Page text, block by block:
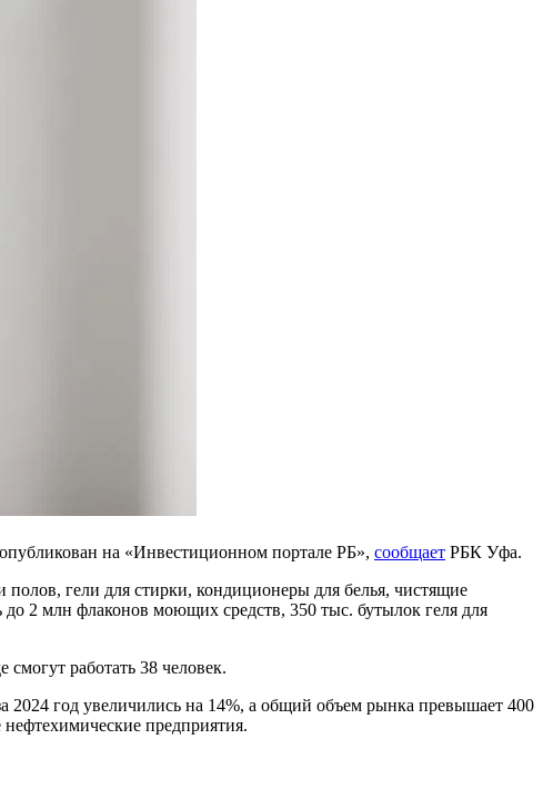
на «Инвестиционном портале РБ», сообщает РБК Уфа.
полов, гели для стирки, кондиционеры для белья, чистящие
2 млн флаконов моющих средств, 350 тыс. бутылок геля для
работать 38 человек.
2024 год увеличились на 14%, а общий объем рынка превышает 400
предприятия.